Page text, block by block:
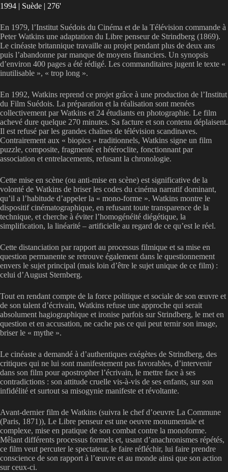
1994 | Suède | 276'
En 1979, l’Institut Suédois du Cinéma et de la Télévision commande à
Peter Watkins une adaptation du Libre penseur de Strindberg (1869).
Le cinéaste britannique travaille au projet pendant plus de deux ans
puis l’abandonne par manque de moyens financiers. Un synopsis
d’environ 400 pages a été rédigé. Les commanditaires jugent le texte «
inutilisable », « trop long ».
En 1992, Watkins reprend ce projet grâce à une production de l’Institut
du Film Suédois. La préparation et la réalisation sont menées
collectivement par Watkins et 24 étudiants en photographie. Le film
achevé dure quelque 270 minutes. Sa facture et son contenu déplaisent.
Il est refusé par les grandes chaînes de télévision scandinaves.
Contrairement aux « biopics » traditionnels, Watkins signe un film
puzzle, composite, fragmenté et hétéroclite, fonctionnant par
association et entrelacements, refusant la chronologie.
Cette mise en scène (ou anti-mise en scène) est significative de la
volonté de Watkins de briser les codes du cinéma narratif dominant,
qu’il a l’habitude d’appeler la « mono-forme ». Watkins montre le
dispositif cinématographique, en refusant toute transparence de la
technique, et cherche à éviter l’homogénéité diégétique, la
simplification, la linéarité – artificielle au regard de ce qu’est le réel.
Cette distanciation par rapport au processus filmique et sa mise en
question permanente se retrouve également dans le questionnement
envers le sujet principal (mais loin d’être le sujet unique de ce film) :
celui d’August Sternberg.
Tout en rendant compte de la force politique et sociale de son œuvre et
de son talent d’écrivain, Watkins refuse une approche qui serait
absolument hagiographique et ironise parfois sur Strindberg, le met en
question et en accusation, ne cache pas ce qui peut ternir son image,
briser le « mythe ».
Le cinéaste a demandé à d’authentiques exégètes de Strindberg, des
critiques qui ne lui sont manifestement pas favorables, d’intervenir
dans son film pour apostropher l’écrivain, le mettre face à ses
contradictions : son attitude cruelle vis-à-vis de ses enfants, sur son
infidélité et surtout sa misogynie manifeste et révoltante.
Avant-dernier film de Watkins (suivra le chef d’oeuvre La Commune
(Paris, 1871)), Le Libre penseur est une oeuvre monumentale et
complexe, mise en pratique de son combat contre la monoforme.
Mêlant différents processus formels et, usant d’anachronismes répétés,
ce film veut percuter le spectateur, le faire réfléchir, lui faire prendre
conscience de son rapport à l’œuvre et au monde ainsi que son action
sur ceux-ci.